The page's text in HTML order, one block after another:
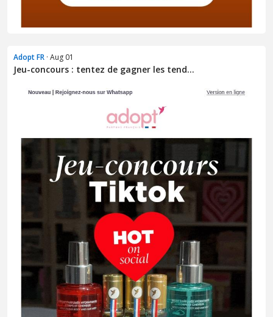
Adopt FR · Aug 01
Jeu-concours : tentez de gagner les tend...